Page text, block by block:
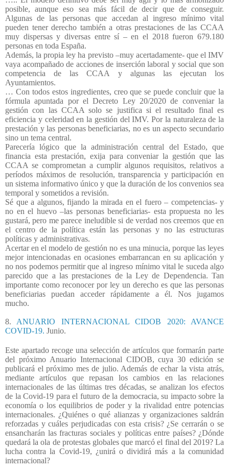
posible, aunque eso sea más fácil de decir que de conseguir.
Algunas de las personas que accedan al ingreso mínimo vital
pueden tener derecho también a otras prestaciones de las CCAA
muy dispersas y diversas entre sí – en el 2018 fueron 679.180
personas en toda España.
Además, la propia ley ha previsto –muy acertadamente- que el IMV
vaya acompañado de acciones de inserción laboral y social que son
competencia de las CCAA y algunas las ejecutan los
Ayuntamientos.
… Con todos estos ingredientes, creo que se puede concluir que la
fórmula apuntada por el Decreto Ley 20/2020 de conveniar la
gestión con las CCAA solo se justifica si el resultado final es
eficiencia y celeridad en la gestión del IMV. Por la naturaleza de la
prestación y las personas beneficiarias, no es un aspecto secundario
sino un tema central.
Parecería lógico que la administración central del Estado, que
financia esta prestación, exija para conveniar la gestión que las
CCAA se comprometan a cumplir algunos requisitos, relativos a
períodos máximos de resolución, transparencia y participación en
un sistema informativo único y que la duración de los convenios sea
temporal y sometidos a revisión.
Sé que a algunos, fijando la mirada en el fuero – competencias- y
no en el huevo –las personas beneficiarias- esta propuesta no les
gustará, pero me parece ineludible si de verdad nos creemos que en
el centro de la política están las personas y no las estructuras
políticas y administrativas.
Acertar en el modelo de gestión no es una minucia, porque las leyes
mejor intencionadas en ocasiones embarrancan en su aplicación y
no nos podemos permitir que al ingreso mínimo vital le suceda algo
parecido que a las prestaciones de la Ley de Dependencia. Tan
importante como reconocer por ley un derecho es que las personas
beneficiarias puedan acceder rápidamente a él. Nos jugamos
mucho.
8. ANUARIO INTERNACIONAL CIDOB 2020: AVANCE
COVID-19. Junio.
Este apartado recoge una selección de artículos que formarán parte
del próximo Anuario Internacional CIDOB, cuya 30 edición se
publicará el próximo mes de julio. Además de echar la vista atrás,
mediante artículos que repasan los cambios en las relaciones
internacionales de las últimas tres décadas, se analizan los efectos
de la Covid-19 para el futuro de la democracia, su impacto sobre la
economía o los equilibrios de poder y la rivalidad entre potencias
internacionales. ¿Quiénes o qué alianzas y organizaciones saldrán
reforzadas y cuáles perjudicadas con esta crisis? ¿Se cerrarán o se
ensancharán las fracturas sociales y políticas entre países? ¿Dónde
quedará la ola de protestas globales que marcó el final del 2019? La
lucha contra la Covid-19, ¿unirá o dividirá más a la comunidad
internacional?